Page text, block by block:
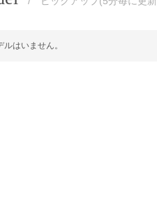
はいません。